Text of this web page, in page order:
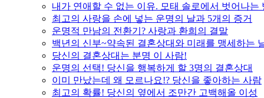
내가 연애할 수 없는 이유. 모태 솔로에서 벗어나는
최고의 사랑을 손에 넣는 운명의 날과 5개의 증거
운명적 만남의 전환기? 사랑과 환희의 결말
백년의 신부~약속된 결혼상대와 미래를 맹세하는
당신의 결혼상대는 분명 이 사람!
운명의 선택! 당신을 행복하게 할 3명의 결혼상대
이미 만났는데 왜 모르나요!? 당신을 좋아하는 사람
최고의 확률! 당신의 옆에서 조만간 고백해올 이성